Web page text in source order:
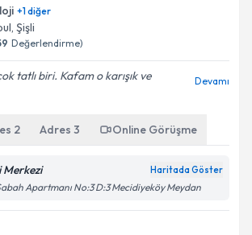
+1diğer
, Şişli
Değerlendirme)
tatlı biri. Kafam o karışık ve
Devamı
2 Adres 3 Online Görüşme
Merkezi Haritada Göster
Apartmanı No:3 D:3 Mecidiyeköy Meydan